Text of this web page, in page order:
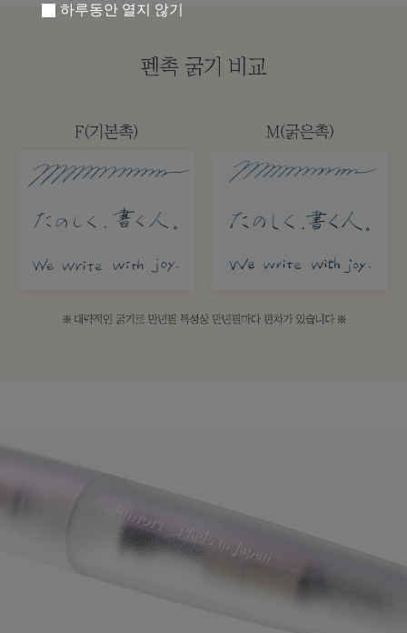
하루동안 열지 않기